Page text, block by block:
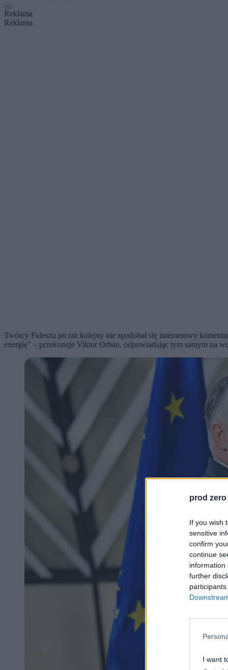
prod zero
If you wish
sensitive
confirm
continue
information
further
I want
Reklama
Reklama
Twórcy Fideszu po raz kolejny nie spodobał się internetowy
energię” – przekonuje Viktor Orban, odpowiadając tym samym na